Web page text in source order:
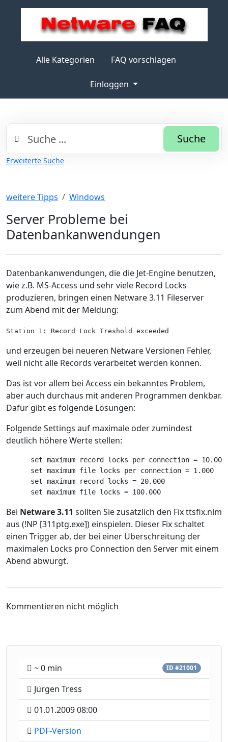
Alle Kategorien FAQ vorschlagen
Einloggen
Suche
Erweiterte Suche
weitere Tipps Windows
Server Probleme bei
Datenbankanwendungen
Datenbankanwendungen, die die Jet-Engine benutzen,
wie z.B. MS-Access und sehr viele Record Locks
produzieren, bringen einen Netware 3.11 Fileserver
zum Abend mit der Meldung:
Station 1: Record Lock Treshold exceeded
und erzeugen bei neueren Netware Versionen Fehler,
weil nicht alle Records verarbeitet werden können.
Das ist vor allem bei Access ein bekanntes Problem,
aber auch durchaus mit anderen Programmen denkbar.
Dafür gibt es folgende Lösungen:
Folgende Settings auf maximale oder zumindest
deutlich höhere Werte stellen:
set maximum record locks per connection =
      set maximum file locks per connection = 1.000
      set maximum record locks = 20.000
      set maximum file locks = 100.000
Bei Netware 3.11 sollten Sie zusätzlich den Fix ttsfix.nlm
aus (!NP [311ptg.exe]) einspielen. Dieser Fix schaltet
einen Trigger ab, der bei einer Überschreitung der
maximalen Locks pro Connection den Server mit einem
Abend abwürgt.
Kommentieren nicht möglich
~ 0 min ID #21001
Jürgen Tress
01.01.2009 08:00
PDF-Version